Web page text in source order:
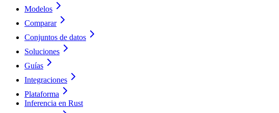
Modelos
Comparar
Conjuntos de datos
Soluciones
Guías
Integraciones
Plataforma
Inferencia en Rust